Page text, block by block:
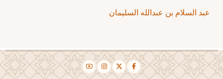
عبد السلام بن عبدالله السليمان